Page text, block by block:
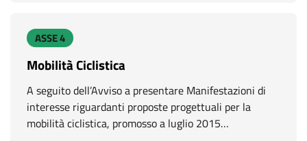
ASSE 4
Mobilità Ciclistica
A seguito dell’Avviso a presentare Manifestazioni di
interesse riguardanti proposte progettuali per la
mobilità ciclistica, promosso a luglio 2015…